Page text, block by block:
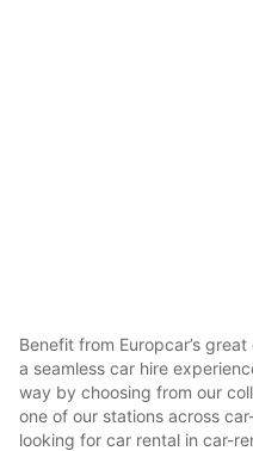
Benefit from Europcar’s
a seamless car hire
way by choosing from our
one of our stations across
looking for car rental in car-